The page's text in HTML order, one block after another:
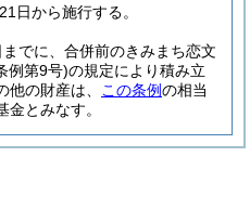
日から施行する。
でに、合併前のきみまち恋文
例第9号)の規定により積み立
の財産は、
この条例の相当
とみなす。